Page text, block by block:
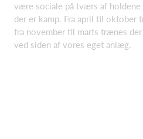
være sociale på tværs af holdene
der er kamp. Fra april til oktober
fra november til marts trænes
ved siden af vores eget anlæg.